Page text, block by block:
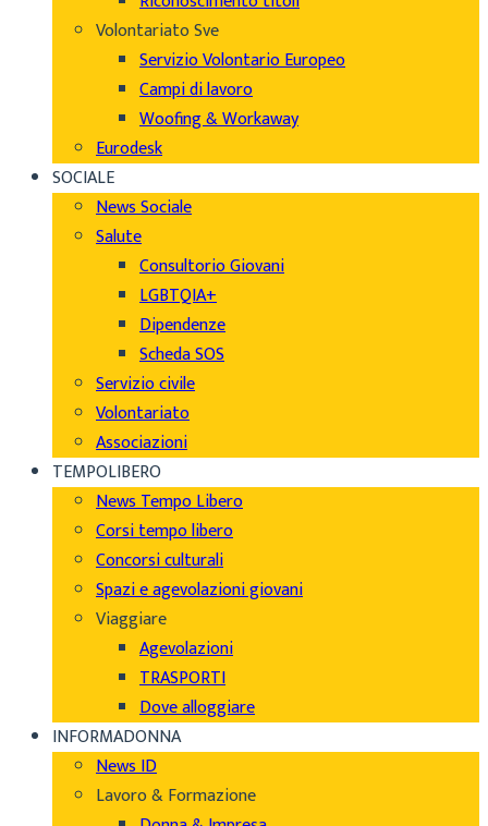
Volontariato Sve
Servizio Volontario Europeo
Campi di lavoro
Woofing & Workaway
Eurodesk
SOCIALE
News Sociale
Salute
Consultorio Giovani
LGBTQIA+
Dipendenze
Scheda SOS
Servizio civile
Volontariato
Associazioni
TEMPOLIBERO
News Tempo Libero
Corsi tempo libero
Concorsi culturali
Spazi e agevolazioni giovani
Viaggiare
Agevolazioni
TRASPORTI
Dove alloggiare
INFORMADONNA
News ID
Lavoro & Formazione